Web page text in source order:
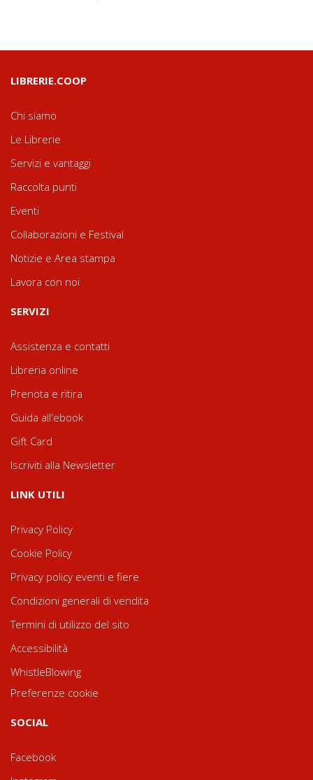
LIBRERIE.COOP
Chi siamo
Le Librerie
Servizi e vantaggi
Raccolta punti
Eventi
Collaborazioni e Festival
Notizie e Area stampa
Lavora con noi
SERVIZI
Assistenza e contatti
Libreria online
Prenota e ritira
Guida all'ebook
Gift Card
Iscriviti alla Newsletter
LINK UTILI
Privacy Policy
Cookie Policy
Privacy policy eventi e fiere
Condizioni generali di vendita
Termini di utilizzo del sito
Accessibilità
WhistleBlowing
Preferenze cookie
SOCIAL
Facebook